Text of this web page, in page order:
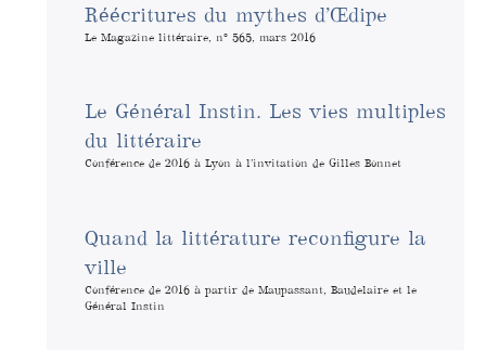
Réécritures du mythes d’Œdipe
Le Magazine littéraire, n° 565, mars 2016
Le Général Instin. Les vies multiples
du littéraire
Conférence de 2016 à Lyon à l’invitation de Gilles Bonnet
Quand la littérature reconfigure la
ville
Conférence de 2016 à partir de Maupassant, Baudelaire et le
Général Instin